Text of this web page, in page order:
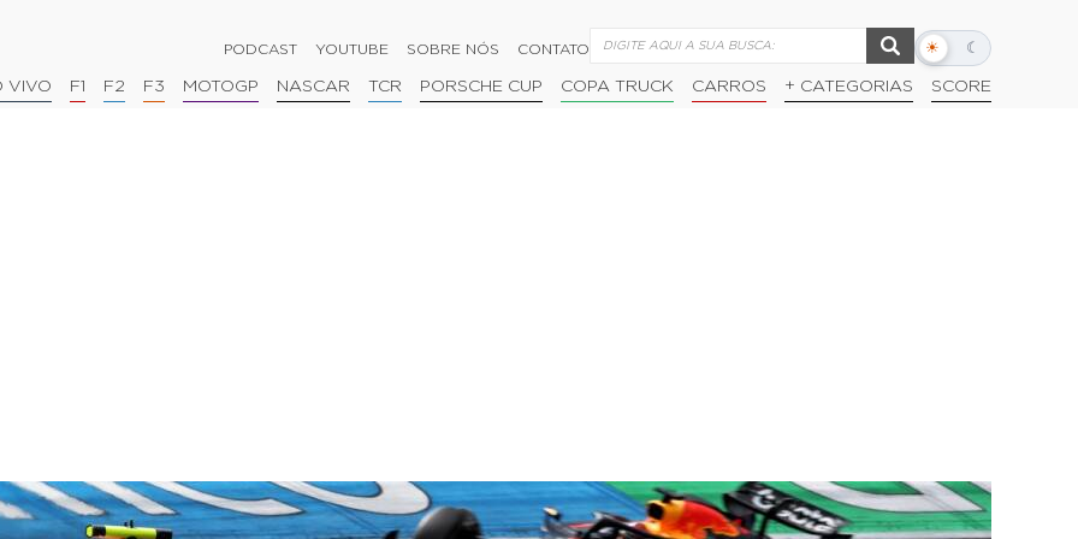
PODCAST YOUTUBE SOBRE NÓS CONTATO ☀ ☾
Alternar
escuro
VIVO F1 F2 F3 MOTOGP NASCAR TCR PORSCHE CUP COPA TRUCK CARROS + CATEGORIAS SCORE